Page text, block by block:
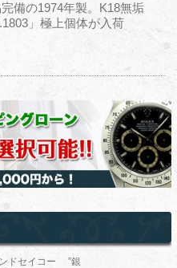
完備の1974年製。K18無垢
」極上個体が入荷
ドセイコー ”銀